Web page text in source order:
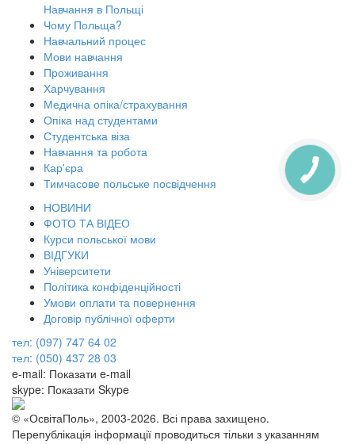
Навчання в Польщі
Чому Польща?
Навчальний процес
Мови навчання
Проживання
Харчування
Медична опіка/страхування
Опіка над студентами
Студентська віза
Навчання та робота
Кар'єра
Тимчасове польське посвідчення
НОВИНИ
ФОТО ТА ВІДЕО
Курси польської мови
ВІДГУКИ
Університети
Політика конфіденційності
Умови оплати та повернення
Договір публічної оферти
тел: (097) 747 64 02
тел: (050) 437 28 03
e-mail: Показати e-mail
skype: Показати Skype
© «ОсвітаПоль», 2003-2026. Всі права захищено.
Перепублікація інформації проводиться тільки з указанням